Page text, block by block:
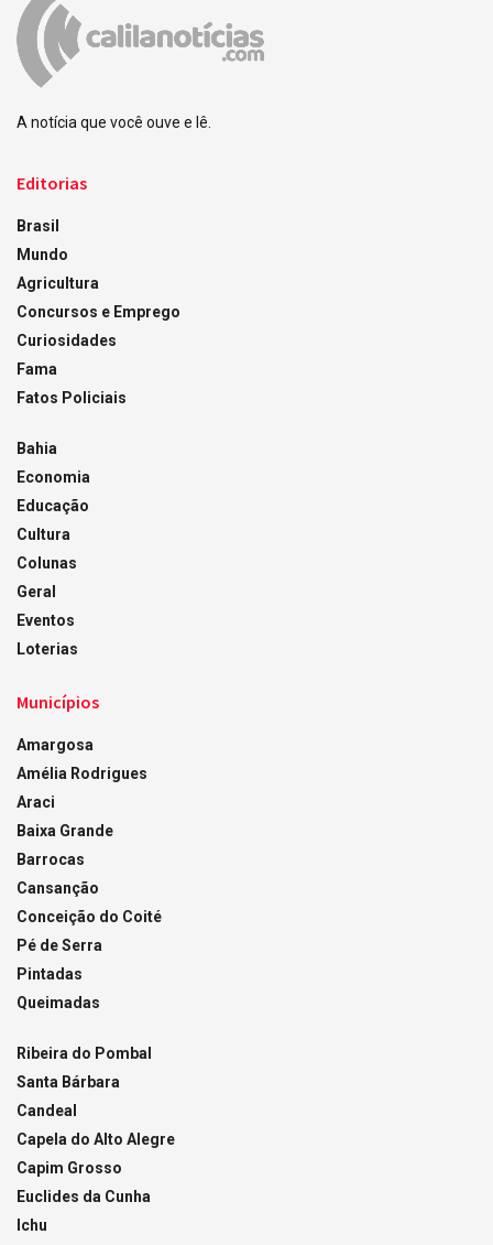
A notícia que você ouve e lê.
Editorias
Brasil
Mundo
Agricultura
Concursos e Emprego
Curiosidades
Fama
Fatos Policiais
Bahia
Economia
Educação
Cultura
Colunas
Geral
Eventos
Loterias
Municípios
Amargosa
Amélia Rodrigues
Araci
Baixa Grande
Barrocas
Cansanção
Conceição do Coité
Pé de Serra
Pintadas
Queimadas
Ribeira do Pombal
Santa Bárbara
Candeal
Capela do Alto Alegre
Capim Grosso
Euclides da Cunha
Ichu